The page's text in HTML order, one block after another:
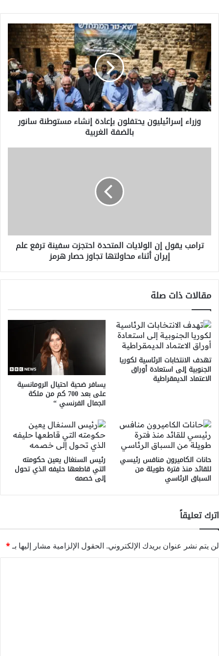
وزراء
إسرائيليون
يحتفلون
بإعادة
إنشاء
مستوطنة
سانور
بالضفة
الغربية
وزراء إسرائيليون يحتفلون بإعادة إنشاء مستوطنة سانور
بالضفة الغربية
علم
إيران
تجاوز
هرمز
ترامب يقول إن الولايات المتحدة احتجزت سفينة ترفع علم
إيران أثناء محاولتها تجاوز حصار هرمز
مقالات ذات صلة
تهدف الانتخابات الرئاسية لكوريا
الجنوبية إلى استعادة أوراق
الاعتماد الديمقراطية يسافر ضحية احتيال الرومانسية
على بعد 700 كم من ملكة
الجمال الفرنسي “
حانات الكاميرون منافس رئيسي
للقائد منذ فترة طويلة من
السباق الرئاسي
رئيس السنغال يعين حكومته
التي قاطعها حليفه الذي تحول
إلى خصمه
اترك تعليقاً
لن يتم نشر عنوان بريدك الإلكتروني. الحقول الإلزامية مشار إليها بـ*